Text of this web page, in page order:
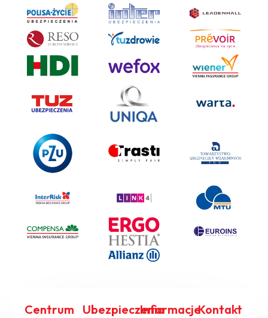
Centrum
UbezpieczeniaInformacjeKontakt